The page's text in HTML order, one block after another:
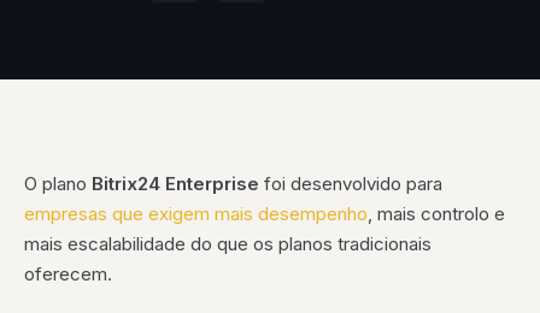
O plano Bitrix24 Enterprise foi desenvolvido para
empresas que exigem mais desempenho, mais controlo e
mais escalabilidade do que os planos tradicionais
oferecem.